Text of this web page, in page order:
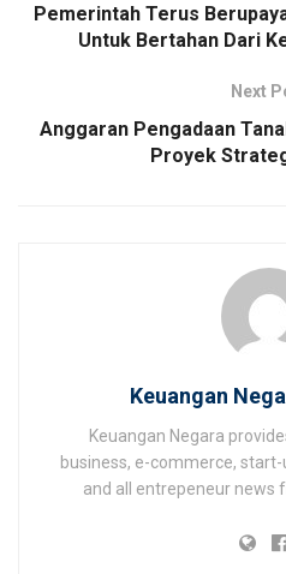
Pemerintah Terus
Untuk Bertahan Dari
Next
Anggaran Pengadaan
Proyek
Keuangan
Keuangan Negara
business, e-commerce,
and all entrepeneur news